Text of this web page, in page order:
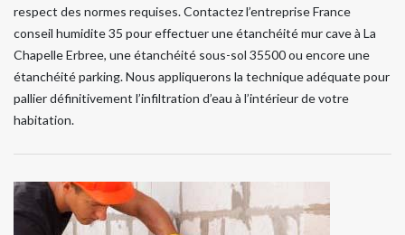
respect des normes requises. Contactez l’entreprise France
conseil humidite 35 pour effectuer une étanchéité mur cave à La
Chapelle Erbree, une étanchéité sous-sol 35500 ou encore une
étanchéité parking. Nous appliquerons la technique adéquate pour
pallier définitivement l’infiltration d’eau à l’intérieur de votre
habitation.